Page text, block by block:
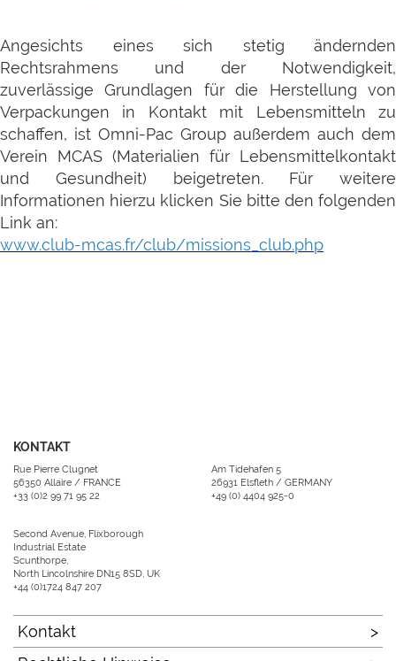
Angesichts eines sich stetig ändernden
Rechtsrahmens und der Notwendigkeit,
zuverlässige Grundlagen für die Herstellung von
Verpackungen in Kontakt mit Lebensmitteln zu
schaffen, ist Omni-Pac Group außerdem auch dem
Verein MCAS (Materialien für Lebensmittelkontakt
und Gesundheit) beigetreten. Für weitere
Informationen hierzu klicken Sie bitte den folgenden
Link an:
www.club-mcas.fr/club/missions_club.php
KONTAKT
Rue Pierre Clugnet
56350 Allaire / FRANCE
+33 (0)2 99 71 95 22
Am Tidehafen 5
26931 Elsfleth / GERMANY
+49 (0) 4404 925-0
Second Avenue, Flixborough
Industrial Estate
Scunthorpe,
North Lincolnshire DN15 8SD, UK
+44 (0)1724 847 207
Kontakt